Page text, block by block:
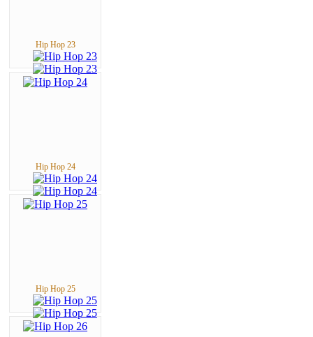
Hip Hop 23
Hip Hop 24
Hip Hop 25